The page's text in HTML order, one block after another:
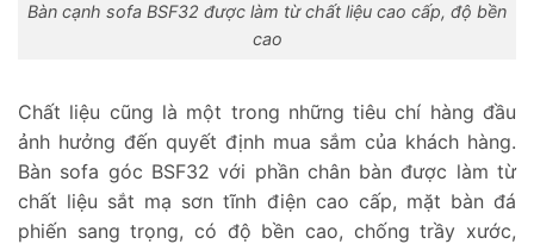
Bàn cạnh sofa BSF32 được làm từ chất liệu cao cấp, độ bền
cao
Chất liệu cũng là một trong những tiêu chí hàng đầu
ảnh hưởng đến quyết định mua sắm của khách hàng.
Bàn sofa góc BSF32 với phần chân bàn được làm từ
chất liệu sắt mạ sơn tĩnh điện cao cấp, mặt bàn đá
phiến sang trọng, có độ bền cao, chống trầy xước,